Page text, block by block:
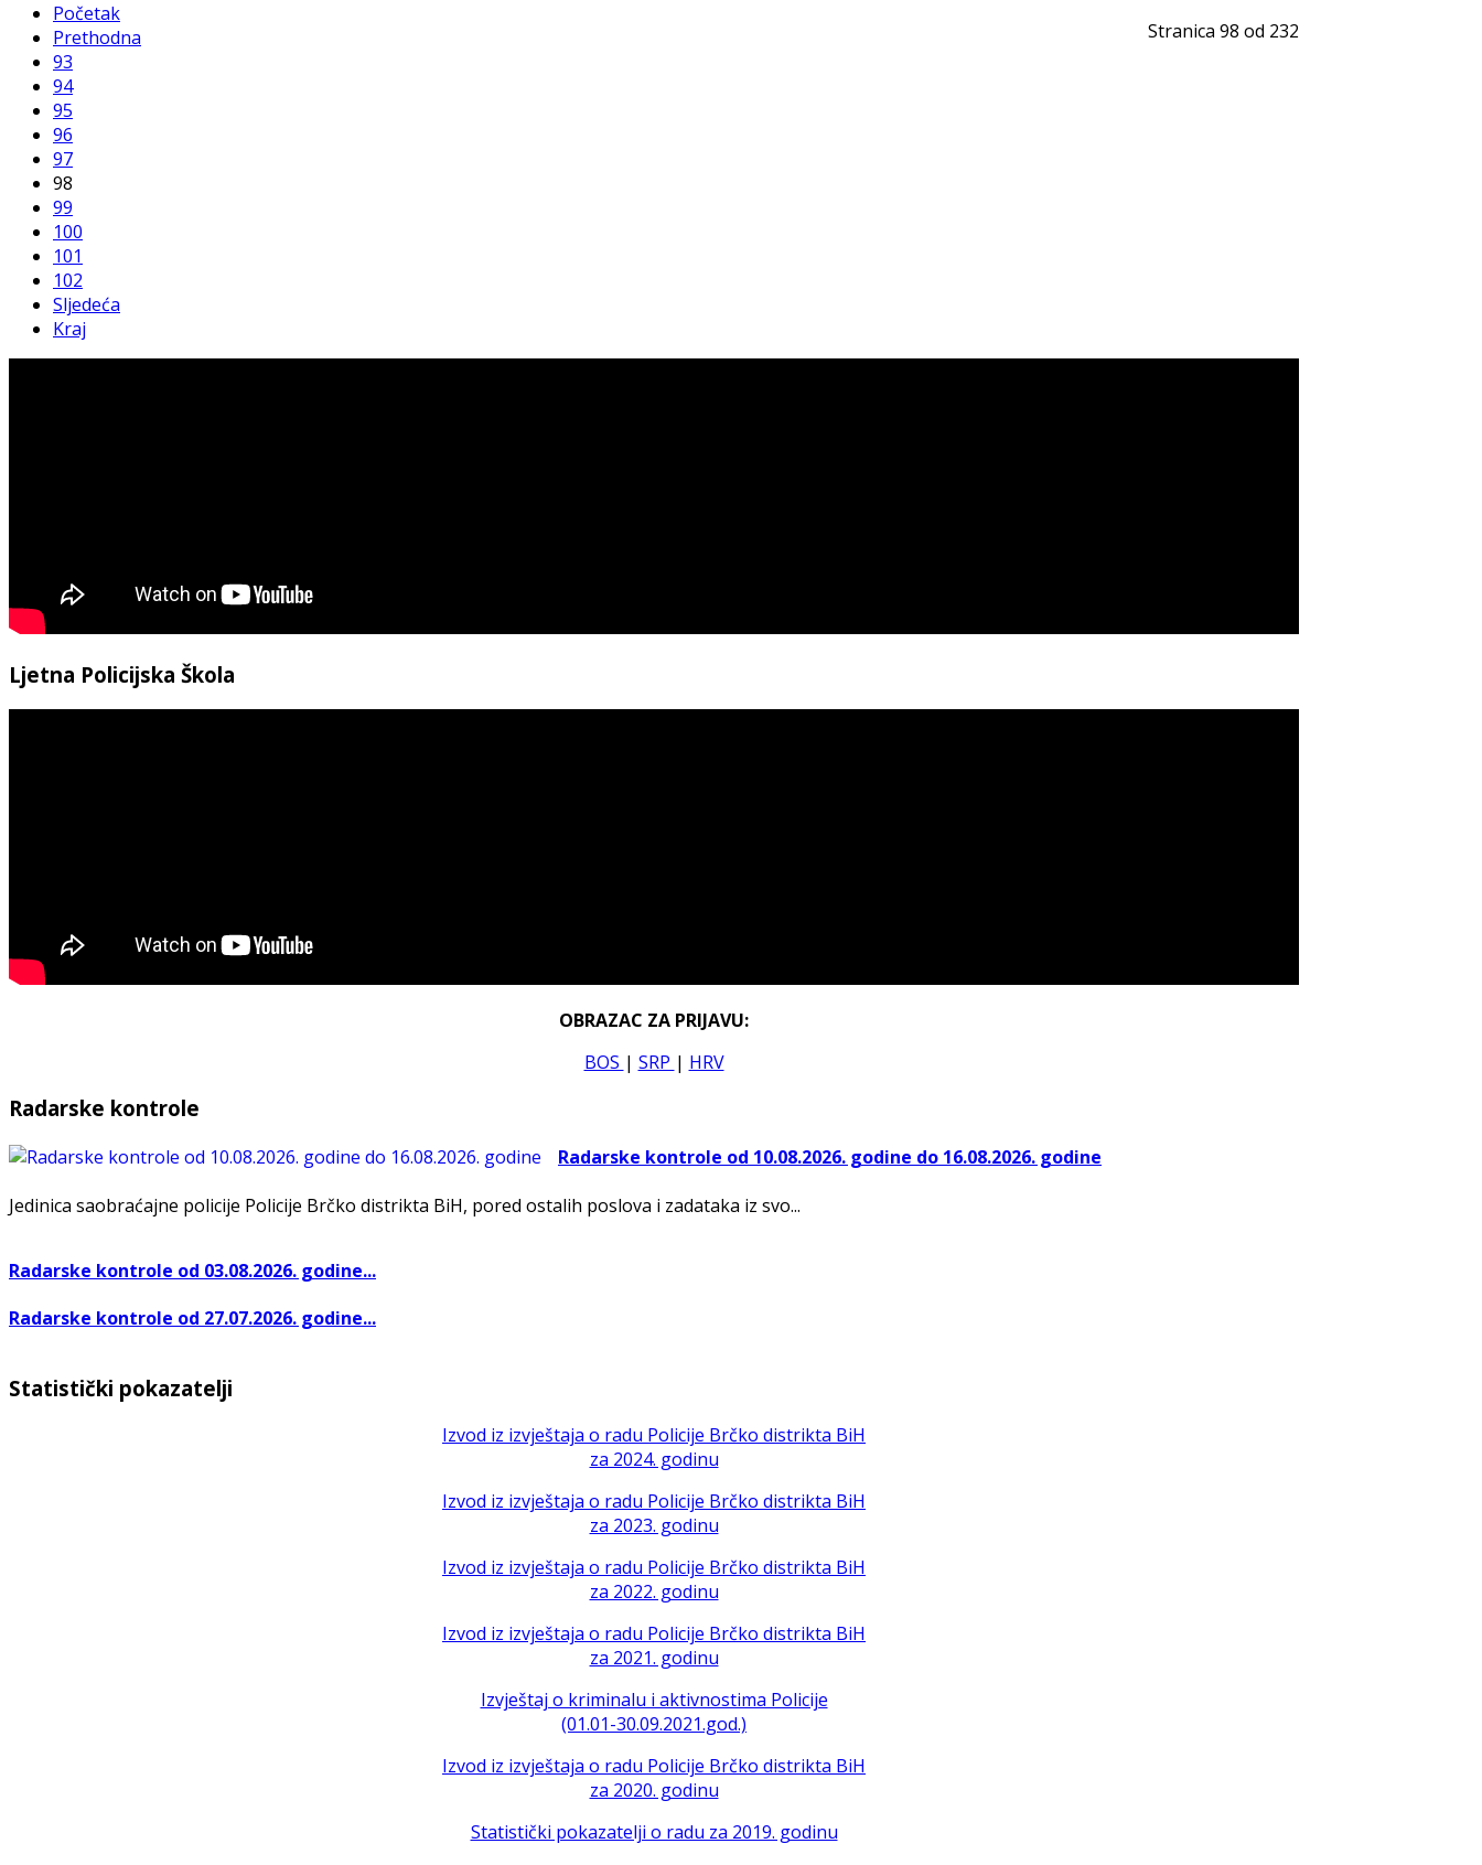
Stranica 98 od 232
Početak
Prethodna
93
94
95
96
97
98
99
100
101
102
Sljedeća
Kraj
Ljetna Policijska Škola
OBRAZAC ZA PRIJAVU:
BOS | SRP | HRV
Radarske kontrole
Radarske kontrole od 10.08.2026. godine do 16.08.2026. godine
Jedinica saobraćajne policije Policije Brčko distrikta BiH, pored ostalih poslova i zadataka iz svo...
Radarske kontrole od 03.08.2026. godine...
Radarske kontrole od 27.07.2026. godine...
Statistički pokazatelji
Izvod iz izvještaja o radu Policije Brčko distrikta BiH
za 2024. godinu
Izvod iz izvještaja o radu Policije Brčko distrikta BiH
za 2023. godinu
Izvod iz izvještaja o radu Policije Brčko distrikta BiH
za 2022. godinu
Izvod iz izvještaja o radu Policije Brčko distrikta BiH
za 2021. godinu
Izvještaj o kriminalu i aktivnostima Policije
(01.01-30.09.2021.god.)
Izvod iz izvještaja o radu Policije Brčko distrikta BiH
za 2020. godinu
Statistički pokazatelji o radu za 2019. godinu